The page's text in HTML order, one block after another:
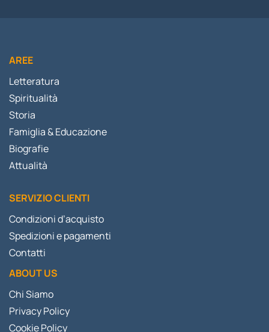
AREE
Letteratura
Spiritualità
Storia
Famiglia & Educazione
Biografie
Attualità
SERVIZIO CLIENTI
Condizioni d’acquisto
Spedizioni e pagamenti
Contatti
ABOUT US
Chi Siamo
Privacy Policy
Cookie Policy